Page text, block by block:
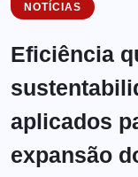
NOTÍCIAS
Eficiência
aplicados
expansão